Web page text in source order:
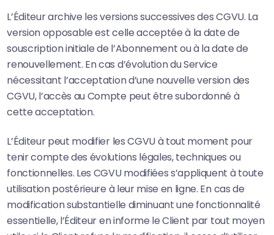
L’Éditeur archive les versions successives des CGVU. La
version opposable est celle acceptée à la date de
souscription initiale de l’Abonnement ou à la date de
renouvellement. En cas d’évolution du Service
nécessitant l’acceptation d’une nouvelle version des
CGVU, l’accès au Compte peut être subordonné à
cette acceptation.
L’Éditeur peut modifier les CGVU à tout moment pour
tenir compte des évolutions légales, techniques ou
fonctionnelles. Les CGVU modifiées s’appliquent à toute
utilisation postérieure à leur mise en ligne. En cas de
modification substantielle diminuant une fonctionnalité
essentielle, l’Éditeur en informe le Client par tout moyen